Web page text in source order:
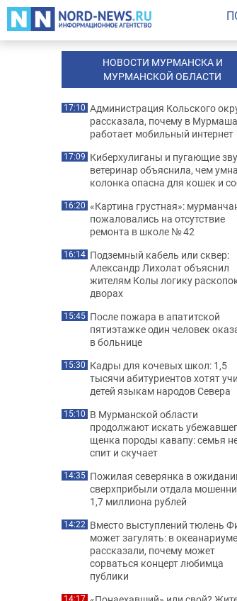
НОВОСТИ МУРМАНСКА И
МУРМАНСКОЙ ОБЛАСТИ
17:10 Администрация Кольского
рассказала, почему в
работает мобильный интернет
17:09 Киберхулиганы и пугающие
ветеринар объяснила, чем
колонка опасна для кошек и
16:20 «Картина грустная»:
пожаловались на отсутствие
ремонта в школе № 42
16:14 Подземный кабель или сквер:
Александр Лихолат объяснил
жителям Колы логику
дворах
15:45 После пожара в апатитской
пятиэтажке один человек
в больнице
15:30 Кадры для кочевых школ: 1,5
тысячи абитуриентов хотят
детей языкам народов Севера
15:10 В Мурманской области
продолжают искать
щенка породы кавапу: семья
спит и скучает
14:35 Пожилая северянка в
сверхприбыли отдала
1,7 миллиона рублей
14:22 Вместо выступлений тюлень
может загулять: в океанариуме
рассказали, почему может
сорваться концерт любимца
публики
14:17